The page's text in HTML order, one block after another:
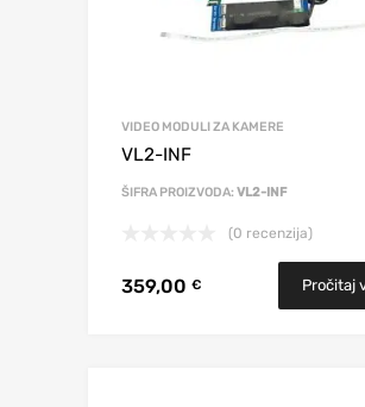
VIDEO MODULI ZA KAMERE
VL2-INF
ŠIFRA PROIZVODA: VL2-INF
(0 recenzija)
359,00 € Pročitaj